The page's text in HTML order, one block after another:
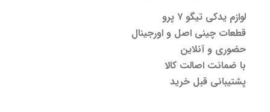
لوازم یدکی تیگو ۷ پرو
قطعات چینی اصل و اورجینال
حضوری و آنلاین
با ضمانت اصالت کالا
پشتیبانی قبل خرید